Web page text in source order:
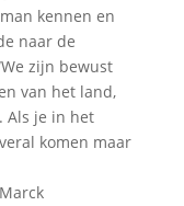
kennen en
naar de
zijn bewust
van het land,
Als je in het
komen maar